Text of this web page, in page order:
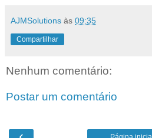
AJMSolutions às 09:35
Compartilhar
Nenhum comentário:
Postar um comentário